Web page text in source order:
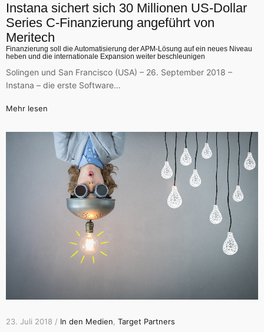
Instana sichert sich 30 Millionen US-Dollar
Series C-Finanzierung angeführt von
Meritech
Finanzierung soll die Automatisierung der APM-Lösung auf ein neues Niveau
heben und die internationale Expansion weiter beschleunigen
Solingen und San Francisco (USA) – 26. September 2018 –
Instana – die erste Software…
Mehr lesen
23. Juli 2018 / In den Medien, Target Partners